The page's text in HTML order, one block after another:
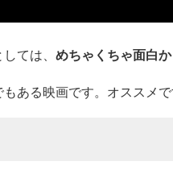
ては、 めちゃくちゃ面白
ある映画です。オススメで